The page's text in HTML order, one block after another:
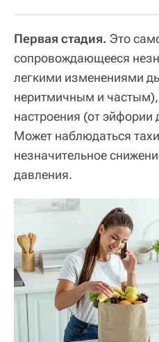
Первая стадия. Это
сопровождающееся
легкими изменениями
неритмичным и
настроения (от эйфории
Может наблюдаться
незначительное
давления.